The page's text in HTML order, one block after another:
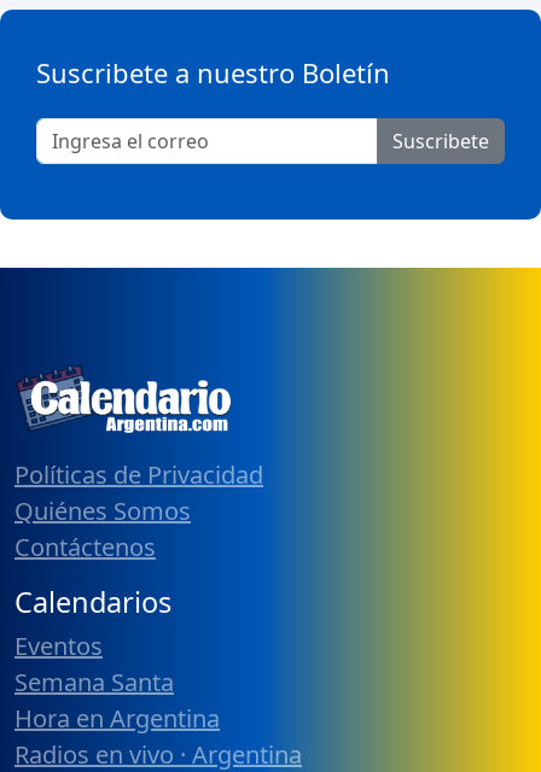
Suscribete a nuestro Boletín
Suscribete
Políticas de Privacidad
Quiénes Somos
Contáctenos
Calendarios
Eventos
Semana Santa
Hora en Argentina
Radios en vivo · Argentina